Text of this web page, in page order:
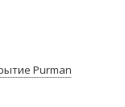
Purman